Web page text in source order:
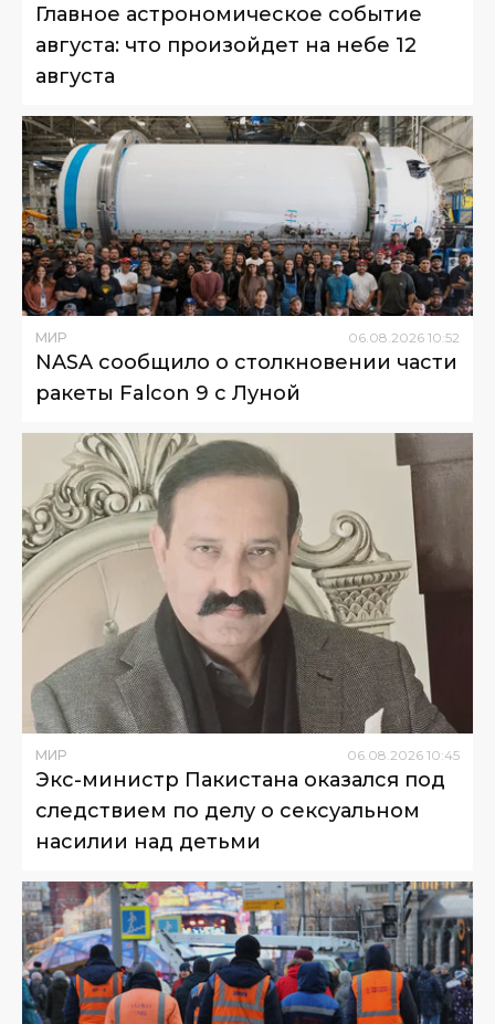
Главное астрономическое событие
августа: что произойдет на небе 12
августа
МИР 06 08 2026 10:52
NASA сообщило о столкновении части
ракеты Falcon 9 с Луной
МИР 06.08.2026 10:45
Экс-министр Пакистана оказался под
следствием по делу о сексуальном
насилии над детьми